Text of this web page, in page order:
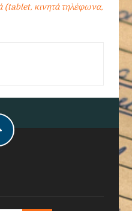
(tablet, κινητά τηλέφωνα,